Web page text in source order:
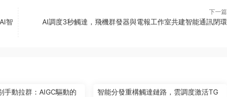
智
下一篇
AI調度3秒觸達，飛機群發器與電報工作室共建智能通訊閉環
手動拉群：AIGC驅動的
智能分發重構觸達鏈路，雲調度激活TG